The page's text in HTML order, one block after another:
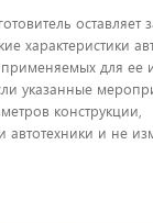
оставляет
характеристики
для ее
указанные
конструкции,
автотехники и не